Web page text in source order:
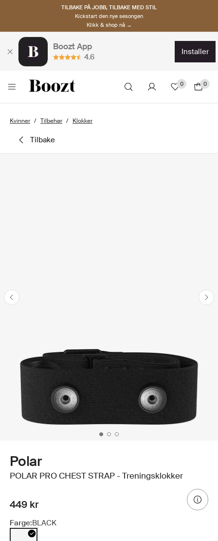
TILBAKE PÅ JOBB, TILBAKE MED STIL
Kickstart den nye sesongen
Klikk & shop nå →
Boozt App
4.6
installer
0 0
Kvinner Tilbehør Klokker
tilbake
Polar
POLAR PRO CHEST STRAP - Treningsklokker
449 kr
Farge:BLACK